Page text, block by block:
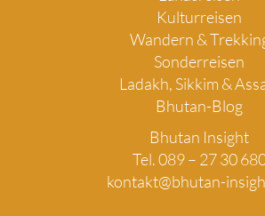
Kulturreisen
Wandern &
Sonderreisen
Ladakh, Sikkim &
Bhutan-Blog
Bhutan Insight
Tel. 089 – 27 30
kontakt@bhutan-